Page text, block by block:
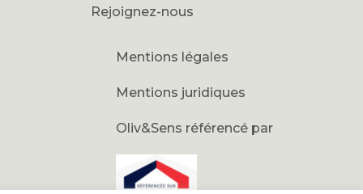
Rejoignez-nous
Mentions légales
Mentions juridiques
Oliv&Sens référencé par